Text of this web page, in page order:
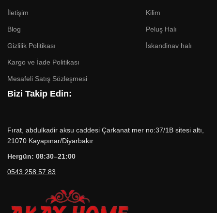
İletişim
Blog
Gizlilik Politikası
Kargo ve İade Politikası
Mesafeli Satış Sözleşmesi
Kilim
Peluş Halı
İskandinav halı
Bizi Takip Edin:
Fırat, abdulkadir aksu caddesi Çarkanat mer no:37/1B sitesi altı,
21070 Kayapınar/Diyarbakır
Hergün: 08:30–21:00
0543 258 57 83